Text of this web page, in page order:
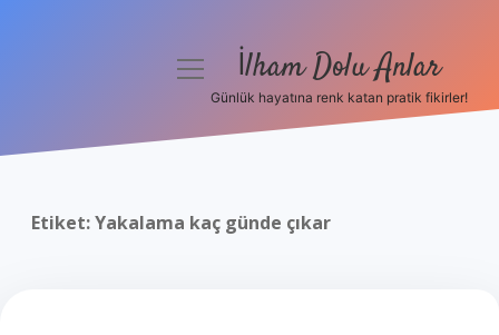
menüyü İlham Dolu Anlar
Günlük hayatına renk katan pratik fikirler!
Etiket:Yakalama kaç günde çıkar